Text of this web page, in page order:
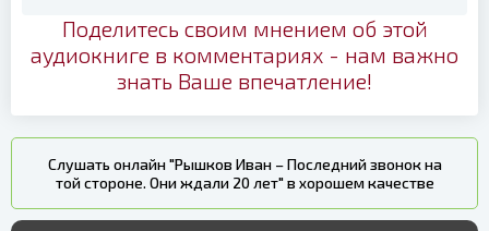
Поделитесь своим мнением об этой
аудиокниге в комментариях - нам важно
знать Ваше впечатление!
Слушать онлайн "Рышков Иван – Последний звонок на
той стороне. Они ждали 20 лет" в хорошем качестве